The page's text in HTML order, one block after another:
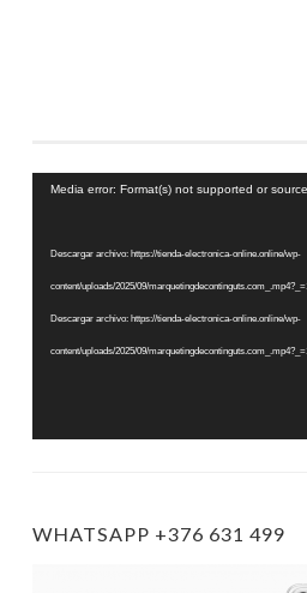
Reproductor
vídeo
Media error: Format(s) not supported or
Descargar archivo: https://tienda-electronica-online.online/wp-
content/uploads/2025/09/
Descargar archivo: https://tienda-electronica-online.online/wp-
content/uploads/2025/09/
WHATSAPP +376 631 499